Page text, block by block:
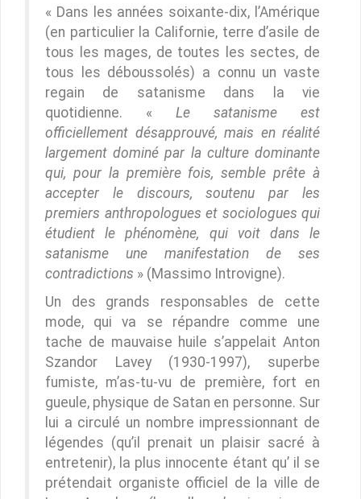
« Dans les années soixante-dix, l’Amérique
(en particulier la Californie, terre d’asile de
tous les mages, de toutes les sectes, de
tous les déboussolés) a connu un vaste
regain de satanisme dans la vie
quotidienne. « Le satanisme est
officiellement désapprouvé, mais en réalité
largement dominé par la culture dominante
qui, pour la première fois, semble prête à
accepter le discours, soutenu par les
premiers anthropologues et sociologues qui
étudient le phénomène, qui voit dans le
satanisme une manifestation de ses
contradictions » (Massimo Introvigne).
Un des grands responsables de cette
mode, qui va se répandre comme une
tache de mauvaise huile s’appelait Anton
Szandor Lavey (1930-1997), superbe
fumiste, m’as-tu-vu de première, fort en
gueule, physique de Satan en personne. Sur
lui a circulé un nombre impressionnant de
légendes (qu’il prenait un plaisir sacré à
entretenir), la plus innocente étant qu’ il se
prétendait organiste officiel de la ville de